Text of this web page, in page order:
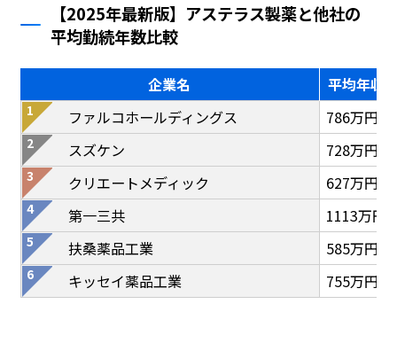
【2025年最新版】アステラス製薬と他社の
平均勤続年数比較
企業名
平均年収
ファルコホールディングス
786万円
スズケン
728万円
クリエートメディック
627万円
第一三共
1113万円
扶桑薬品工業
585万円
キッセイ薬品工業
755万円